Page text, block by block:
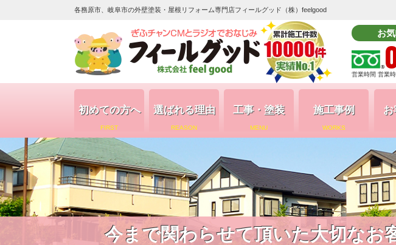
各務原市、岐阜市の外壁塗装・屋根リフォーム専門店フィールグッド（株）feelgood
お
営業時間 営業
初めての方へ
FIRST
選ばれる理由
REASON
工事・塗装
MENU
施工事例
WORKS
お
今まで関わらせて頂いた大切なお